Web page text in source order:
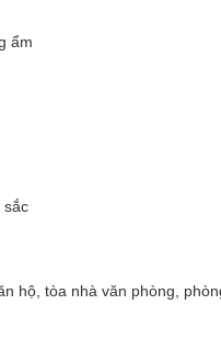
ẩm
sắc
hộ, tòa nhà văn phòng,